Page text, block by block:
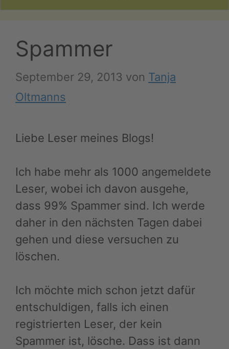
Spammer
September 29, 2013 von Tanja
Oltmanns
Liebe Leser meines Blogs!
Ich habe mehr als 1000 angemeldete
Leser, wobei ich davon ausgehe,
dass 99% Spammer sind. Ich werde
daher in den nächsten Tagen dabei
gehen und diese versuchen zu
löschen.
Ich möchte mich schon jetzt dafür
entschuldigen, falls ich einen
registrierten Leser, der kein
Spammer ist, lösche. Dass ist dann